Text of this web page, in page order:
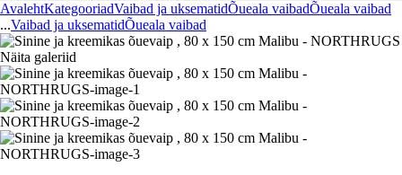
AvalehtKategooriadVaibad ja uksematidÕueala vaibadÕueala vaibad
...Vaibad ja uksematidÕueala vaibad
Näita galeriid